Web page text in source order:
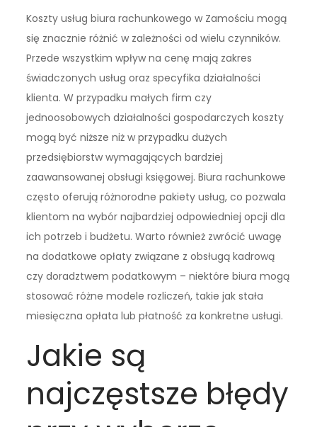
Koszty usług biura rachunkowego w Zamościu mogą
się znacznie różnić w zależności od wielu czynników.
Przede wszystkim wpływ na cenę mają zakres
świadczonych usług oraz specyfika działalności
klienta. W przypadku małych firm czy
jednoosobowych działalności gospodarczych koszty
mogą być niższe niż w przypadku dużych
przedsiębiorstw wymagających bardziej
zaawansowanej obsługi księgowej. Biura rachunkowe
często oferują różnorodne pakiety usług, co pozwala
klientom na wybór najbardziej odpowiedniej opcji dla
ich potrzeb i budżetu. Warto również zwrócić uwagę
na dodatkowe opłaty związane z obsługą kadrową
czy doradztwem podatkowym – niektóre biura mogą
stosować różne modele rozliczeń, takie jak stała
miesięczna opłata lub płatność za konkretne usługi.
Jakie są
najczęstsze błędy